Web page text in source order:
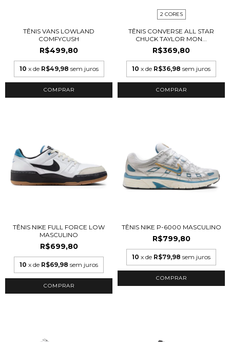
TÊNIS VANS LOWLAND
COMFYCUSH
R$499,80
10 x de R$49,98 sem juros
COMPRAR
2 CORES
TÊNIS CONVERSE ALL STAR
CHUCK TAYLOR MON...
R$369,80
10 x de R$36,98 sem juros
COMPRAR
TÊNIS NIKE FULL FORCE LOW
MASCULINO
R$699,80
10 x de R$69,98 sem juros
COMPRAR
TÊNIS NIKE P-6000 MASCULINO
R$799,80
10 x de R$79,98 sem juros
COMPRAR